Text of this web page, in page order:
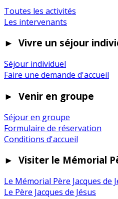
Toutes les activités
Les intervenants
► Vivre un séjour
Séjour individuel
Faire une demande d'accueil
► Venir en groupe
Séjour en groupe
Formulaire de réservation
Conditions d'accueil
► Visiter le Mémorial
Le Mémorial Père Jacques de
Le Père Jacques de Jésus